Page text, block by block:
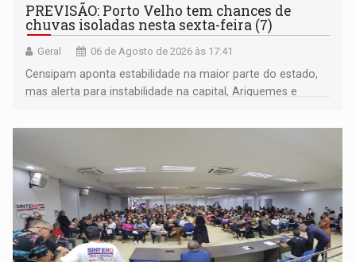
PREVISÃO: Porto Velho tem chances de
chuvas isoladas nesta sexta-feira (7)
Geral 06 de Agosto de 2026 às 17:41
Censipam aponta estabilidade na maior parte do estado,
mas alerta para instabilidade na capital, Ariquemes e